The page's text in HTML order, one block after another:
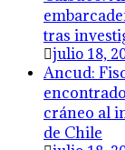
tras
julio 18,
Ancud:
cráneo al
de Chile